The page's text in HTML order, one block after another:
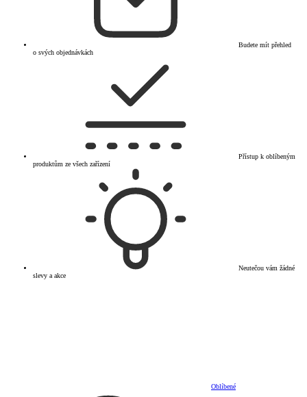
Budete mít přehled
o svých objednávkách
Přístup k oblíbeným
produktům ze všech zařízení
Neutečou vám žádné
slevy a akce
Oblíbené